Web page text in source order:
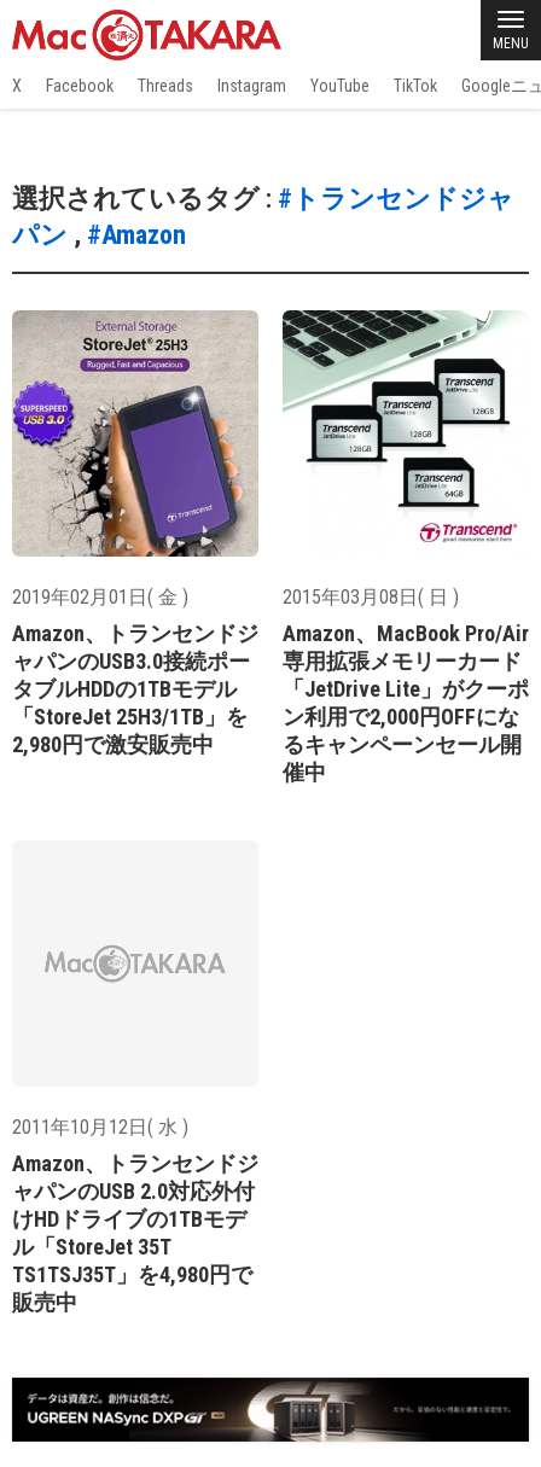
MENU
X Facebook Threads Instagram YouTube TikTok Googleニ
選択されているタグ : #トランセンドジャ
パン , #Amazon
2019年02月01日( 金 )
Amazon、トランセンドジ
ャパンのUSB3.0接続ポー
タブルHDDの1TBモデル
「StoreJet 25H3/1TB」を
2,980円で激安販売中
2015年03月08日( 日 )
Amazon、MacBook Pro/Air
専用拡張メモリーカード
「JetDrive Lite」がクーポ
ン利用で2,000円OFFにな
るキャンペーンセール開
催中
2011年10月12日( 水 )
Amazon、トランセンドジ
ャパンのUSB 2.0対応外付
けHDドライブの1TBモデ
ル「StoreJet 35T
TS1TSJ35T」を4,980円で
販売中